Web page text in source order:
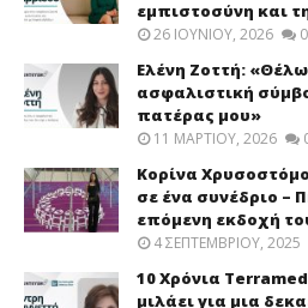
εμπιστοσύνη και
26 ΙΟΥΝΊΟΥ, 2026 0
Ελένη Ζοττή:
ασφαλιστική
πατέρας μου»
11 ΜΑΡΤΊΟΥ, 2026
Κορίνα
σε ένα συνέδριο –
επόμενη εκδοχή
4 ΣΕΠΤΕΜΒΡΊΟΥ, 2025
10 Χρόνια
μιλάει για μια